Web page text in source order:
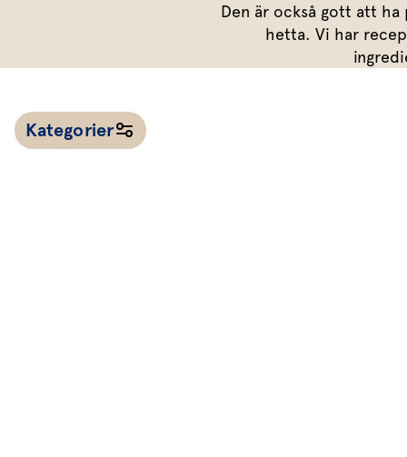
Dressingar
Den är också gott att
hetta. Vi har
Kategorier